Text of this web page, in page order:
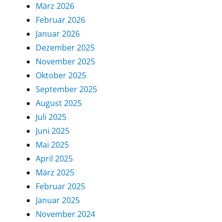
März 2026
Februar 2026
Januar 2026
Dezember 2025
November 2025
Oktober 2025
September 2025
August 2025
Juli 2025
Juni 2025
Mai 2025
April 2025
März 2025
Februar 2025
Januar 2025
November 2024